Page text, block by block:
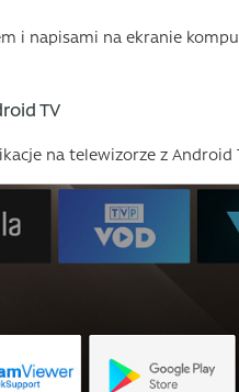
i napisami na ekranie
TV
na telewizorze z